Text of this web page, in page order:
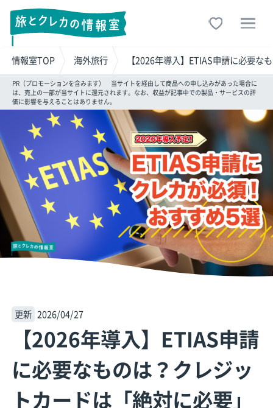
情報室TOP 海外旅行 【2026年導入】ETIAS申請に必要
PR（プロモーションを含みます） 当サイトを経由して商品への申し込みがあった場合に
は、売上の一部が当サイトに還元されます。なお、収益が記事中での製品・サービスの評
価に影響を与えることはありません。
更新 2026/04/27
【2026年導入】ETIAS申請
に必要なものは？クレジッ
トカードは「絶対に必要」